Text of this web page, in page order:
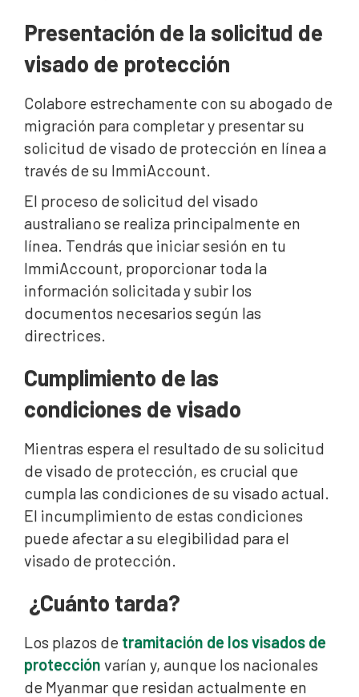
Presentación de la solicitud de
visado de protección
Colabore estrechamente con su abogado de
migración para completar y presentar su
solicitud de visado de protección en línea a
través de su ImmiAccount.
El proceso de solicitud del visado
australiano se realiza principalmente en
línea. Tendrás que iniciar sesión en tu
ImmiAccount, proporcionar toda la
información solicitada y subir los
documentos necesarios según las
directrices.
Cumplimiento de las
condiciones de visado
Mientras espera el resultado de su solicitud
de visado de protección, es crucial que
cumpla las condiciones de su visado actual.
El incumplimiento de estas condiciones
puede afectar a su elegibilidad para el
visado de protección.
¿Cuánto tarda?
Los plazos de tramitación de los visados de
protección varían y, aunque los nacionales
de Myanmar que residan actualmente en